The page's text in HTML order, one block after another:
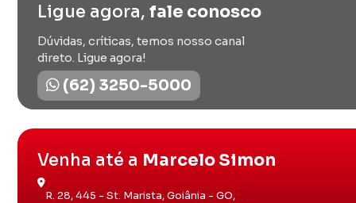
Ligue agora, fale conosco
Dúvidas, críticas, temos nosso canal
direto. Ligue agora!
(62) 3250-5000
Venha até a Marcelo Simon
R. 28, 445 - St. Marista, Goiânia - GO,